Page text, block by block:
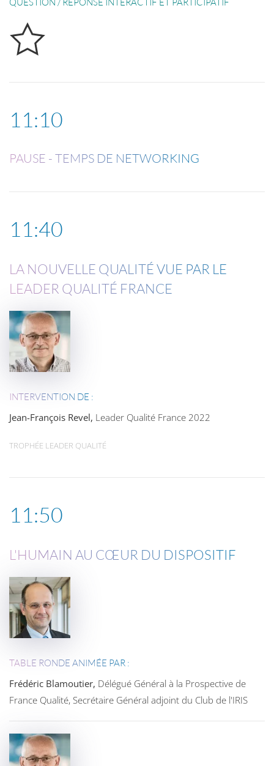
11:10
PAUSE - TEMPS DE NETWORKING
11:40
LA NOUVELLE QUALITÉ VUE PAR LE
LEADER QUALITÉ FRANCE
INTERVENTION DE :
Jean-François Revel, Leader Qualité France 2022
TROPHÉE LEADER QUALITÉ
11:50
L'HUMAIN AU CŒUR DU DISPOSITIF
TABLE RONDE ANIMÉE PAR :
Frédéric Blamoutier, Délégué Général à la Prospective de
France Qualité, Secrétaire Général adjoint du Club de l'IRIS